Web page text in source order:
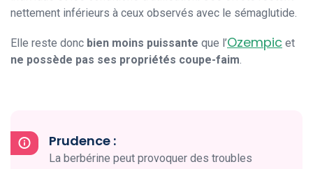
nettement inférieurs à ceux observés avec le sémaglutide.
Elle reste donc bien moins puissante que l’Ozempic et
ne possède pas ses propriétés coupe-faim.
Prudence :
La berbérine peut provoquer des troubles